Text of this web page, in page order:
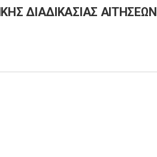
ΔΙΑΔΙΚΑΣΙΑΣ ΑΙΤΗΣΕΩΝ